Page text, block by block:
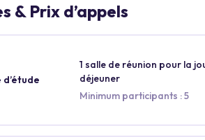
& Prix d’appels
1 salle de réunion pour la
déjeuner
Minimum participants : 5